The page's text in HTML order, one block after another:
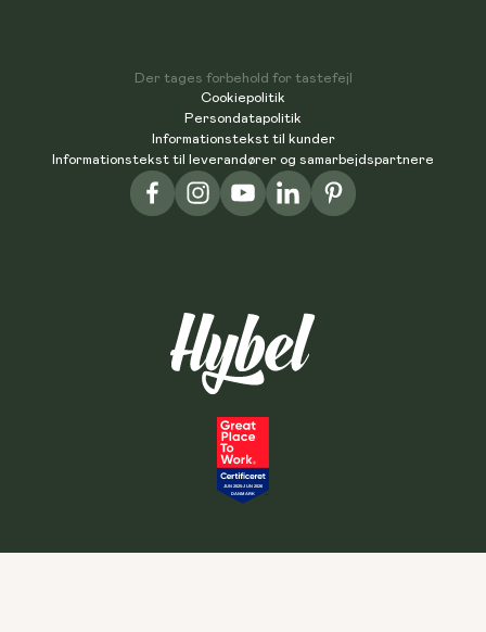
Cookiepolitik
Persondatapolitik
Informationstekst til kunder
Informationstekst til leverandører og samarbejdspartnere
Der tages forbehold for tastefejl